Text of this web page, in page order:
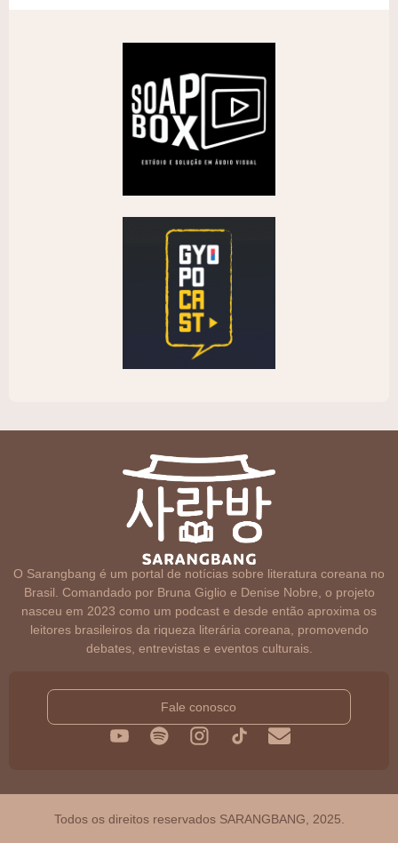
O Sarangbang é um portal de notícias sobre literatura coreana no
Brasil. Comandado por Bruna Giglio e Denise Nobre, o projeto
nasceu em 2023 como um podcast e desde então aproxima os
leitores brasileiros da riqueza literária coreana, promovendo
debates, entrevistas e eventos culturais.
Fale conosco
Todos os direitos reservados SARANGBANG, 2025.